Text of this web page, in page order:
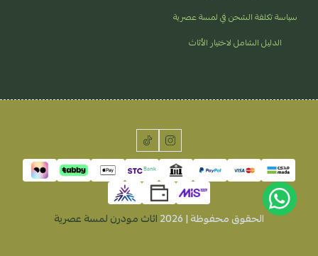
سياسة تكلفة الشحن في لمسة عصرية
الدليل الشامل لاختيار الأثاث
الحقوق محفوظة | 2026 اثاث مودرن لمسة عصرية